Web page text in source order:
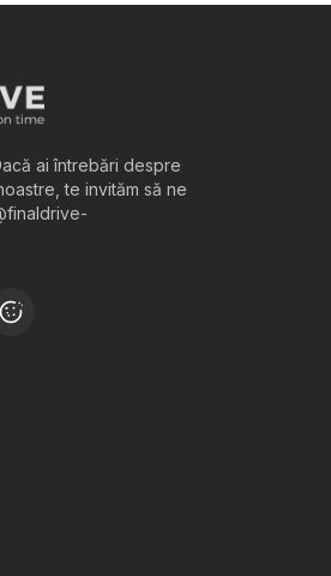
ai întrebări despre
te invităm să ne